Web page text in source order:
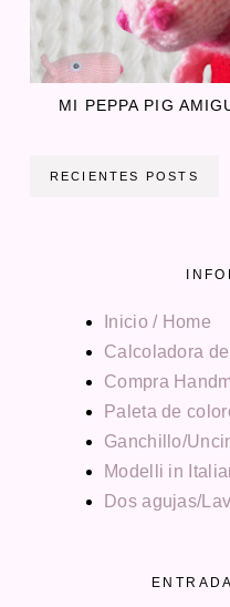
MI PEPPA PIG
RECIENTES POSTS
Inicio / Home
Calcoladora
Compra
Paleta de
Ganchillo/
Modelli in
Dos agujas/